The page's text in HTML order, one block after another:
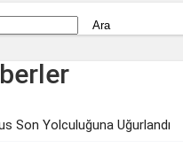
Ara
Son Yolculuğuna Uğurlandı